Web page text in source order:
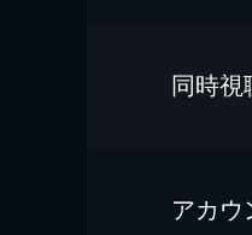
同時視
アカ